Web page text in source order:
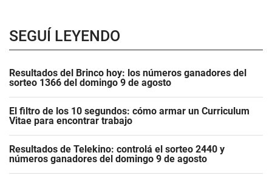
SEGUÍ LEYENDO
Resultados del Brinco hoy: los números ganadores del
sorteo 1366 del domingo 9 de agosto
El filtro de los 10 segundos: cómo armar un Curriculum
Vitae para encontrar trabajo
Resultados de Telekino: controlá el sorteo 2440 y
números ganadores del domingo 9 de agosto